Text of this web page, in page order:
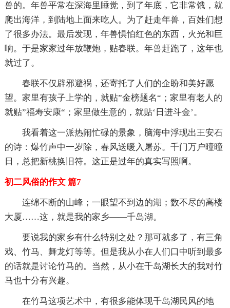
兽的。年兽平常在深海里睡觉，到了年底，它非常饿，就
爬出海洋，到陆地上面来吃人。为了赶走年兽，百姓们想
了很多办法。最后发现，年兽惧怕红色的东西，火光和巨
响。于是家家过年放鞭炮，贴春联。年兽赶跑了，这年也
就过了。
春联不仅辟邪避祸，还寄托了人们的企盼和美好愿
望。家里有孩子上学的，就贴”金榜题名“；家里有老人的
就贴”福寿安康“；家里做生意的，就贴‘日进斗金’。
我看着这一派热闹忙碌的景象，脑海中浮现出王安石
的诗：爆竹声中一岁除，春风送暖入屠苏。千门万户曈曈
日，总把新桃换旧符。这正是过年的真实写照啊。
初二风俗的作文 篇7
连绵不断的山峰；一眼望不到边的湖；数不尽的高楼
大厦……这，就是我的家乡——千岛湖。
要说我的家乡有什么特别之处？那可就多了，有三角
戏、竹马、舞龙灯等等。但是我从小在人们口中听到最多
的话就是讨论竹马的。当然，从小在千岛湖长大的我对竹
马也十分有兴趣。
在竹马这项艺术中，有很多能体现千岛湖民风的地